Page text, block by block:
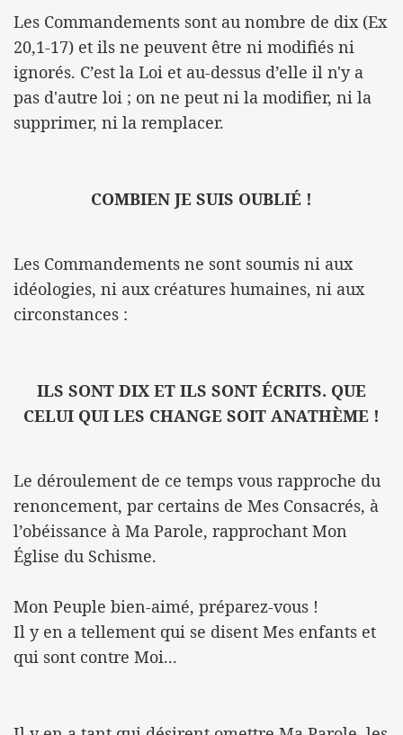
Les Commandements sont au nombre de dix (Ex
20,1-17) et ils ne peuvent être ni modifiés ni
ignorés. C’est la Loi et au-dessus d’elle il n'y a
pas d'autre loi ; on ne peut ni la modifier, ni la
supprimer, ni la remplacer.
COMBIEN JE SUIS OUBLIÉ !
Les Commandements ne sont soumis ni aux
idéologies, ni aux créatures humaines, ni aux
circonstances :
ILS SONT DIX ET ILS SONT ÉCRITS. QUE
CELUI QUI LES CHANGE SOIT ANATHÈME !
Le déroulement de ce temps vous rapproche du
renoncement, par certains de Mes Consacrés, à
l’obéissance à Ma Parole, rapprochant Mon
Église du Schisme.
Mon Peuple bien-aimé, préparez-vous !
Il y en a tellement qui se disent Mes enfants et
qui sont contre Moi...